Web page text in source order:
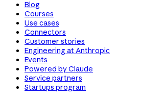
Blog
Courses
Use cases
Connectors
Customer stories
Engineering at Anthropic
Events
Powered by Claude
Service partners
Startups program